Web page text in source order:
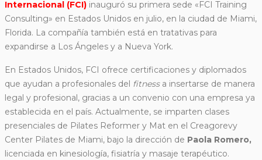
Internacional (FCI) inauguró su primera sede «FCI Training
Consulting» en Estados Unidos en julio, en la ciudad de Miami,
Florida. La compañía también está en tratativas para
expandirse a Los Ángeles y a Nueva York.
En Estados Unidos, FCI ofrece certificaciones y diplomados
que ayudan a profesionales del fitnessa insertarse de manera
legal y profesional, gracias a un convenio con una empresa ya
establecida en el país. Actualmente, se imparten clases
presenciales de Pilates Reformer y Mat en el Creagorevy
Center Pilates de Miami, bajo la dirección de Paola Romero,
licenciada en kinesiología, fisiatría y masaje terapéutico.